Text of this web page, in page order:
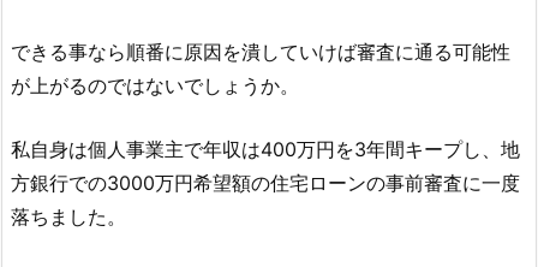
できる事なら順番に原因を潰していけば審査に通る可能性
が上がるのではないでしょうか。
私自身は個人事業主で年収は400万円を3年間キープし、地
方銀行での3000万円希望額の住宅ローンの事前審査に一度
落ちました。